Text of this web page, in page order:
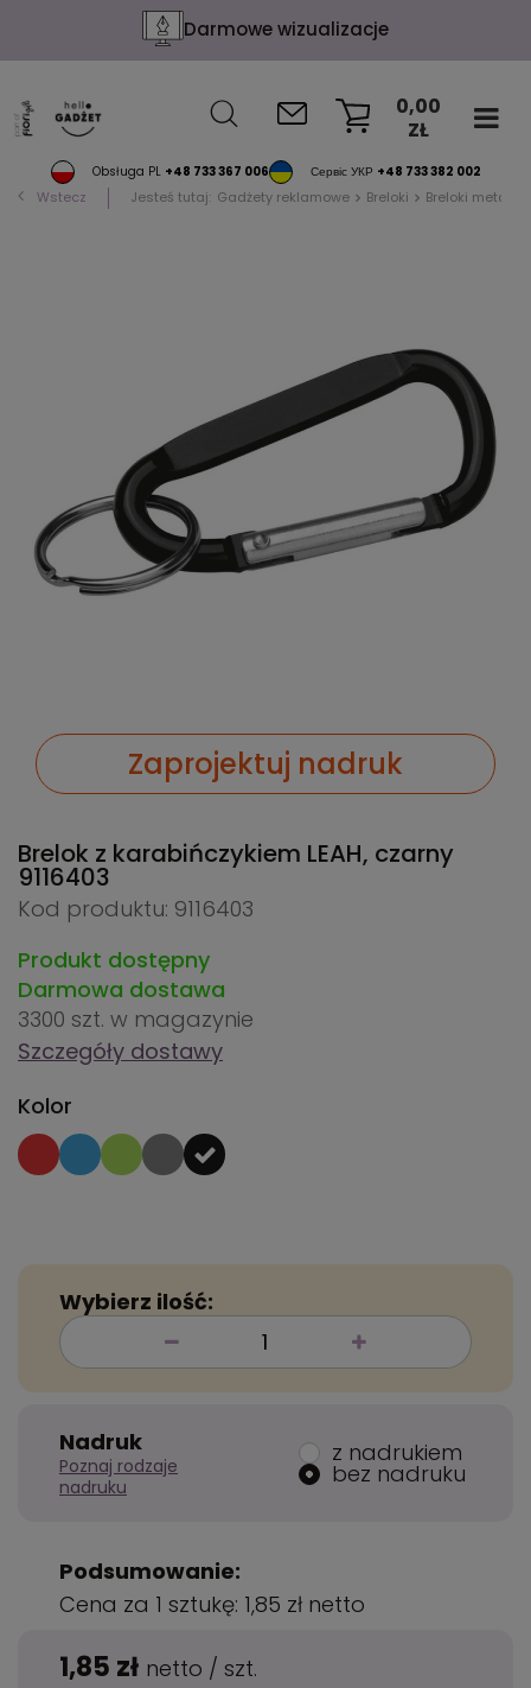
Darmowe wizualizacje
Obsługa PL +48 733 367 006 Сервіс УКР +48 733 382 002
0,00
ZŁ
Wstecz Jesteś tutaj: Gadżety reklamowe Breloki Breloki
Zaprojektuj nadruk
Brelok z karabińczykiem LEAH, czarny
9116403
Kod produktu: 9116403
Produkt dostępny
Darmowa dostawa
3300 szt. w magazynie
Szczegóły dostawy
Kolor
Wybierz ilość:
Nadruk
Poznaj rodzaje
nadruku
z nadrukiem
bez nadruku
Podsumowanie:
Cena za 1 sztukę: 1,85 zł netto
1,85 zł netto / szt.